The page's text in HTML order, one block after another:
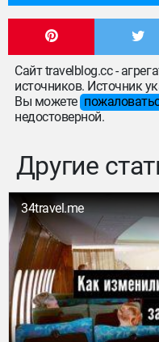
Сайт travelblog.cc -
источников. Источник
Вы можете
недостоверной.
Другие
34travel.me